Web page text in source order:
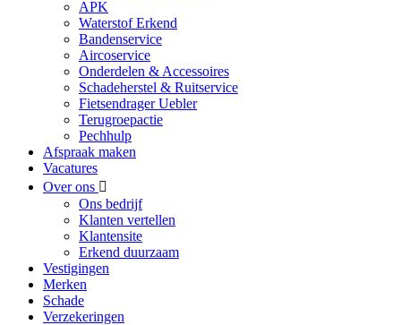
APK
Waterstof Erkend
Bandenservice
Aircoservice
Onderdelen & Accessoires
Schadeherstel & Ruitservice
Fietsendrager Uebler
Terugroepactie
Pechhulp
Afspraak maken
Vacatures
Over ons
Ons bedrijf
Klanten vertellen
Klantensite
Erkend duurzaam
Vestigingen
Merken
Schade
Verzekeringen